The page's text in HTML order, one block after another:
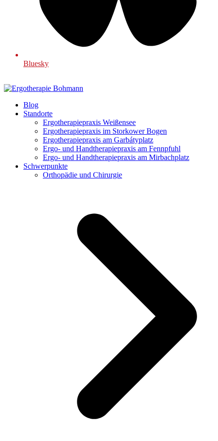
Bluesky
Blog
Standorte
Ergotherapiepraxis Weißensee
Ergotherapiepraxis im Storkower Bogen
Ergotherapiepraxis am Garbátyplatz
Ergo- und Handtherapiepraxis am Fennpfuhl
Ergo- und Handtherapiepraxis am Mirbachplatz
Schwerpunkte
Orthopädie und Chirurgie